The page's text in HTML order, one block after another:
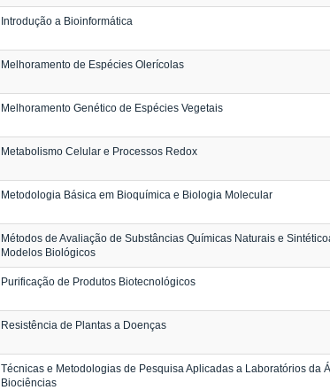
Introdução a Bioinformática
Melhoramento de Espécies Olerícolas
Melhoramento Genético de Espécies Vegetais
Metabolismo Celular e Processos Redox
Metodologia Básica em Bioquímica e Biologia Molecular
Métodos de Avaliação de Substâncias Químicas Naturais e
Modelos Biológicos
Purificação de Produtos Biotecnológicos
Resistência de Plantas a Doenças
Técnicas e Metodologias de Pesquisa Aplicadas a Laboratórios da
Biociências